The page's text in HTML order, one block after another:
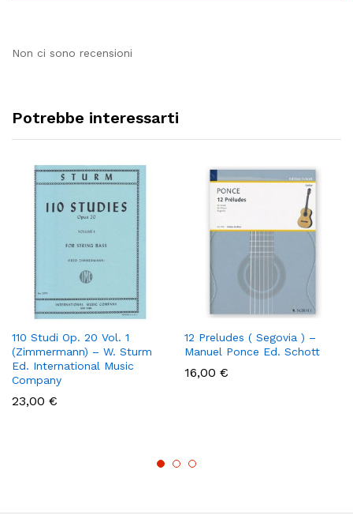
Non ci sono recensioni
Potrebbe interessarti
110 Studi Op. 20 Vol. 1
(Zimmermann) – W. Sturm
Ed. International Music
Company
23,00 €
12 Preludes ( Segovia ) –
Manuel Ponce Ed. Schott
16,00 €